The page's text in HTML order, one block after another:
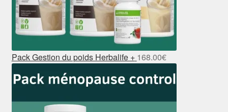
Pack Gestion du poids Herbalife + 168.00€